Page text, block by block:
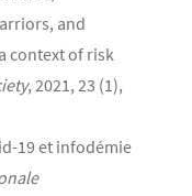
and
context of risk
, 2021, 23 (1),
19 et infodémie